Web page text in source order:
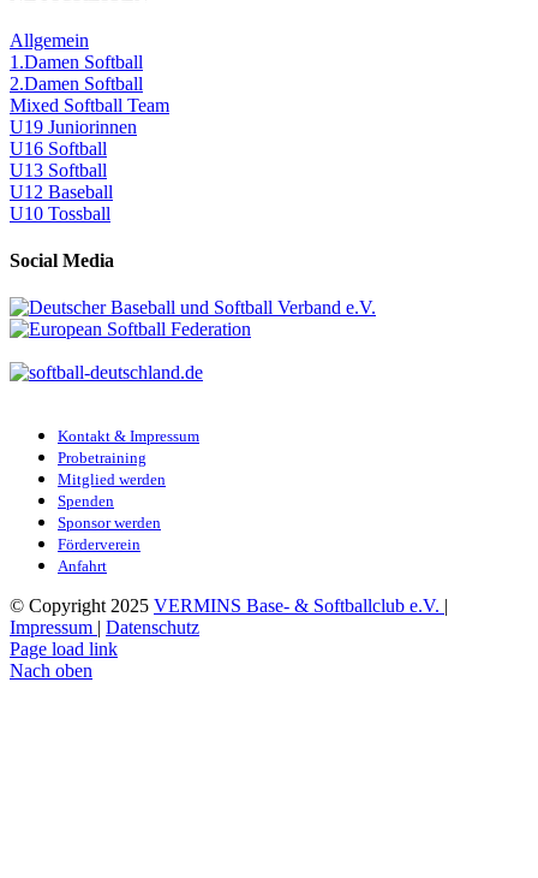
Allgemein
1.Damen Softball
2.Damen Softball
Mixed Softball Team
U19 Juniorinnen
U16 Softball
U13 Softball
U12 Baseball
U10 Tossball
Social Media
Kontakt & Impressum
Probetraining
Mitglied werden
Spenden
Sponsor werden
Förderverein
Anfahrt
© Copyright 2025 VERMINS Base- & Softballclub e.V.
Impressum
Datenschutz
Page load link
Nach oben